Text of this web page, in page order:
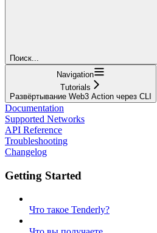
Поиск...
Navigation
Tutorials
Развёртывание Web3 Action через CLI
Documentation
Supported Networks
API Reference
Troubleshooting
Changelog
Getting Started
Что такое Tenderly?